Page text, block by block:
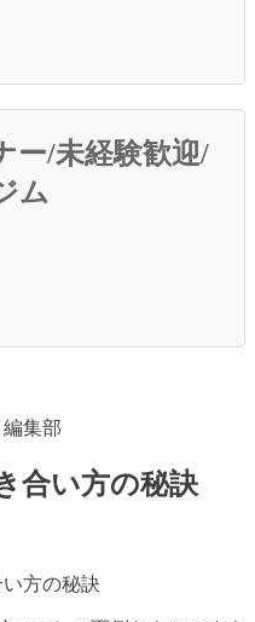
ー/未経験歓迎/
ム
集部
合い方の秘訣